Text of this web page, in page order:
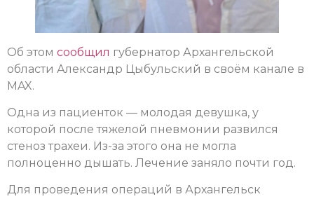
Об этом сообщил губернатор Архангельской
области Александр Цыбульский в своём канале в
MAX.
Одна из пациенток — молодая девушка, у
которой после тяжелой пневмонии развился
стеноз трахеи. Из-за этого она не могла
полноценно дышать. Лечение заняло почти год.
Для проведения операций в Архангельск